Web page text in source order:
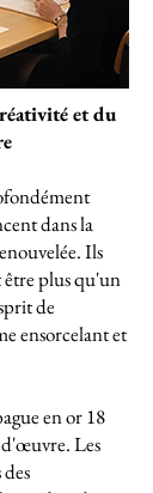
et du
dans la
Ils
être plus qu'un
de
ensorcelant et
en or 18
d'œuvre. Les